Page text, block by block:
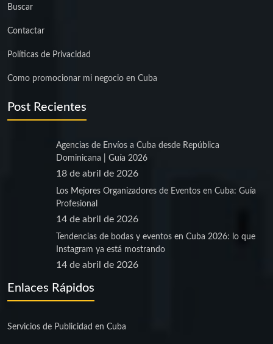
Buscar
Contactar
Políticas de Privacidad
Como promocionar mi negocio en Cuba
Post Recientes
Agencias de Envíos a Cuba desde República
Dominicana | Guía 2026
18 de abril de 2026
Los Mejores Organizadores de Eventos en Cuba: Guía
Profesional
14 de abril de 2026
Tendencias de bodas y eventos en Cuba 2026: lo que
Instagram ya está mostrando
14 de abril de 2026
Enlaces Rápidos
Servicios de Publicidad en Cuba